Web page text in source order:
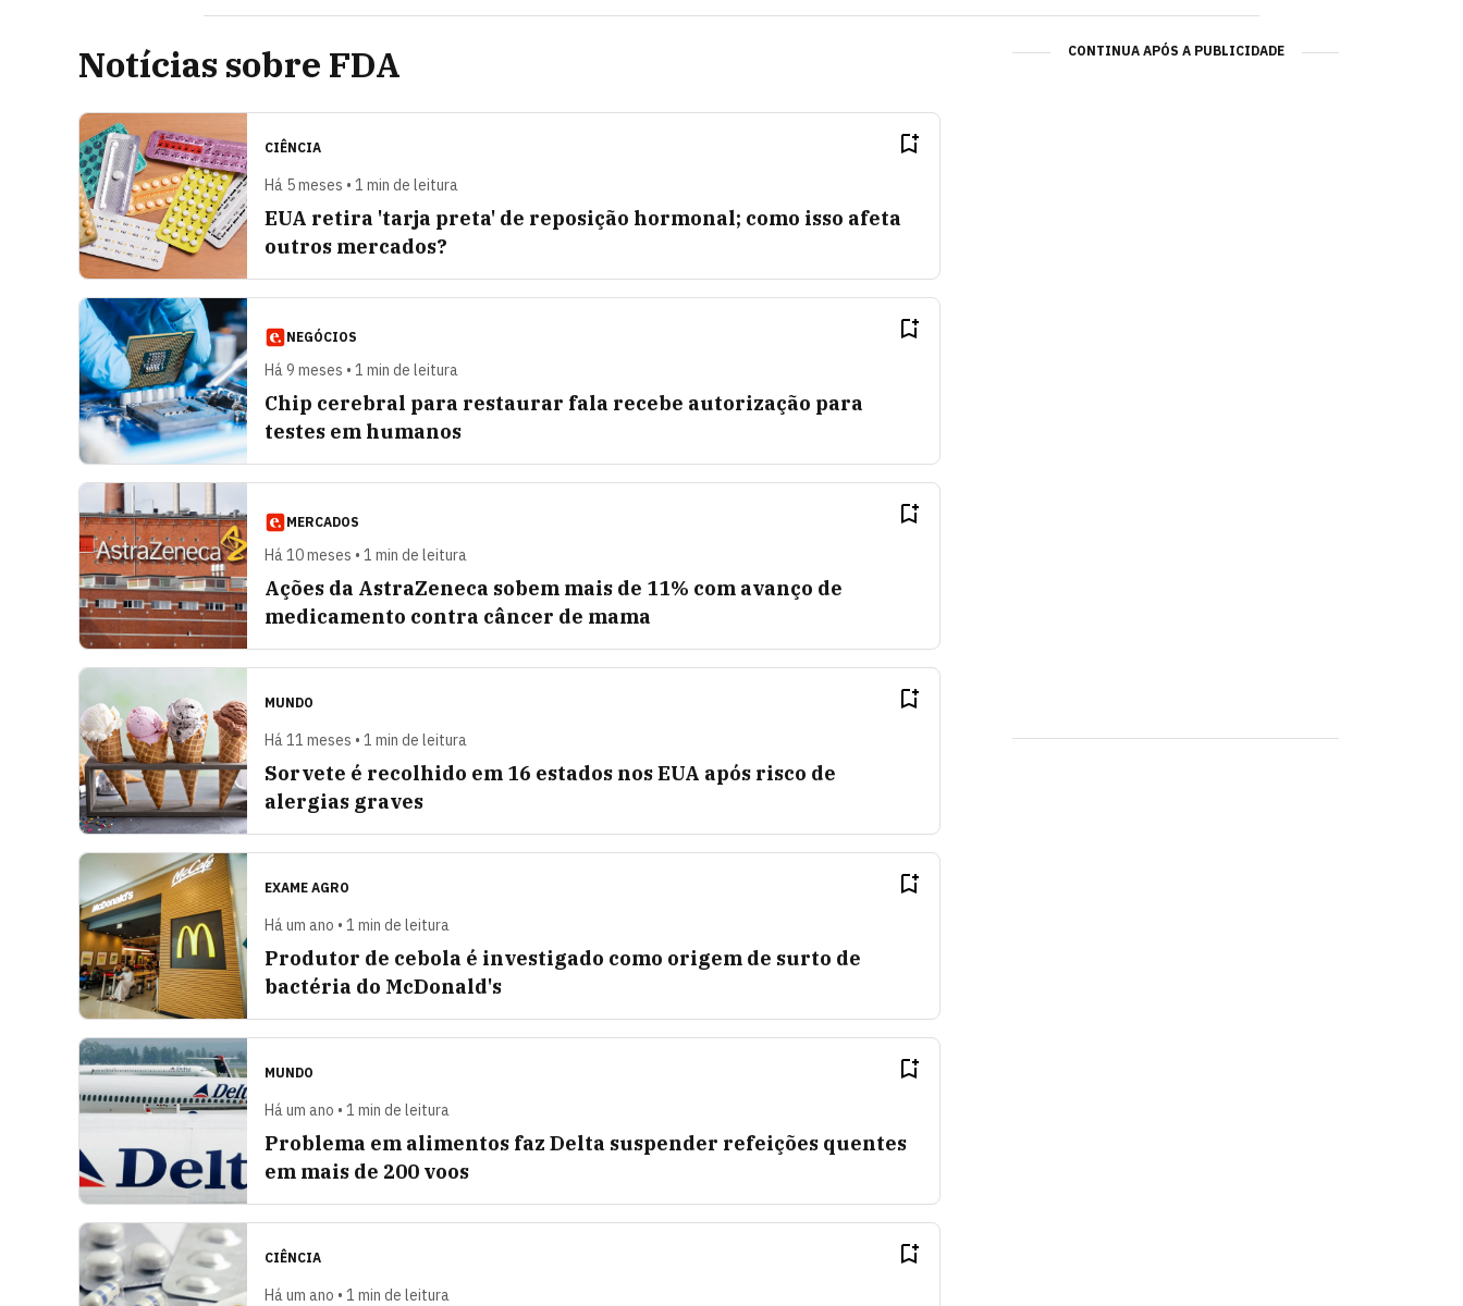
Notícias sobre FDA
CIÊNCIA
Há 5 meses • 1 min de leitura
EUA retira 'tarja preta' de reposição hormonal; como isso afeta
outros mercados?
NEGÓCIOS
Há 9 meses • 1 min de leitura
Chip cerebral para restaurar fala recebe autorização para
testes em humanos
MERCADOS
Há 10 meses • 1 min de leitura
Ações da AstraZeneca sobem mais de 11% com avanço de
medicamento contra câncer de mama
MUNDO
Há 11 meses • 1 min de leitura
Sorvete é recolhido em 16 estados nos EUA após risco de
alergias graves
EXAME AGRO
Há um ano • 1 min de leitura
Produtor de cebola é investigado como origem de surto de
bactéria do McDonald's
MUNDO
Há um ano • 1 min de leitura
Problema em alimentos faz Delta suspender refeições quentes
em mais de 200 voos
CIÊNCIA
Há um ano • 1 min de leitura
CONTINUA APÓS A PUBLICIDADE